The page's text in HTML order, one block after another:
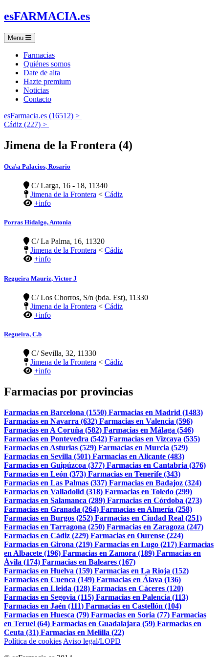
esFARMACIA.es
Menu
Farmacias
Quiénes somos
Date de alta
Hazte premium
Noticias
Contacto
esFarmacia.es (16512) >
Cádiz (227) >
Jimena de la Frontera (4)
Oca\a Palacios, Rosario
C/ Larga, 16 - 18, 11340
Jimena de la Frontera < Cádiz
+info
Porras Hidalgo, Antonia
C/ La Palma, 16, 11320
Jimena de la Frontera < Cádiz
+info
Regueira Mauriz, Victor J
C/ Los Chorros, S/n (bda. Est), 11330
Jimena de la Frontera < Cádiz
+info
Regueira, C.b
C/ Sevilla, 32, 11330
Jimena de la Frontera < Cádiz
+info
Farmacias por provincias
Farmacias en Barcelona (1550) Farmacias en Madrid (1483)
Farmacias en Navarra (632) Farmacias en Valencia (596)
Farmacias en A Coruña (582) Farmacias en Málaga (546)
Farmacias en Pontevedra (542) Farmacias en Vizcaya (535)
Farmacias en Asturias (529) Farmacias en Murcia (529)
Farmacias en Sevilla (501) Farmacias en Alicante (483)
Farmacias en Guipúzcoa (377) Farmacias en Cantabria (376)
Farmacias en León (373) Farmacias en Tenerife (343)
Farmacias en Las Palmas (337) Farmacias en Badajoz (324)
Farmacias en Valladolid (318) Farmacias en Toledo (299)
Farmacias en Salamanca (289) Farmacias en Córdoba (273)
Farmacias en Granada (264) Farmacias en Almería (258)
Farmacias en Burgos (252) Farmacias en Ciudad Real (251)
Farmacias en Tarragona (250) Farmacias en Zaragoza (247)
Farmacias en Cádiz (229) Farmacias en Ourense (224)
Farmacias en Girona (219) Farmacias en Lugo (217) Farmacias
en Albacete (196) Farmacias en Zamora (189) Farmacias en
Ávila (174) Farmacias en Baleares (167)
Farmacias en Huelva (159) Farmacias en La Rioja (152)
Farmacias en Cuenca (149) Farmacias en Álava (136)
Farmacias en Lleida (128) Farmacias en Cáceres (120)
Farmacias en Segovia (115) Farmacias en Palencia (113)
Farmacias en Jaén (111) Farmacias en Castellón (104)
Farmacias en Huesca (79) Farmacias en Soria (77) Farmacias
en Teruel (64) Farmacias en Guadalajara (59) Farmacias en
Ceuta (31) Farmacias en Melilla (22)
Política de cookies Aviso legal/LOPD